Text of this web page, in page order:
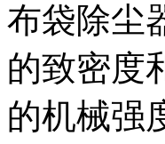
布袋除尘
的致密度
的机械强